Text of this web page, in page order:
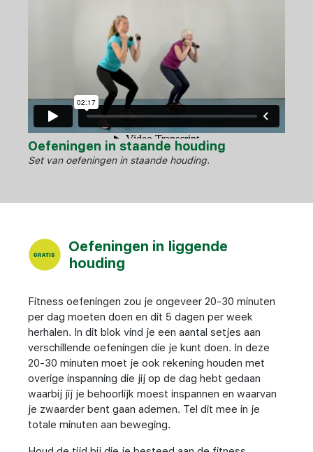
Oefeningen in staande houding
Set van oefeningen in staande houding.
Oefeningen in liggende
houding
Fitness oefeningen zou je ongeveer 20-30 minuten
per dag moeten doen en dit 5 dagen per week
herhalen. In dit blok vind je een aantal setjes aan
verschillende oefeningen die je kunt doen. In deze
20-30 minuten moet je ook rekening houden met
overige inspanning die jij op de dag hebt gedaan
waarbij jij je behoorlijk moest inspannen en waarvan
je zwaarder bent gaan ademen. Tel dit mee in je
totale minuten aan beweging.